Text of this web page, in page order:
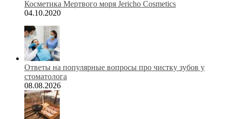
Косметика Мертвого моря Jericho Cosmetics
04.10.2020
Ответы на популярные вопросы про чистку зубов у
стоматолога
08.08.2026